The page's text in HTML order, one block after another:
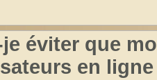
éviter que
en